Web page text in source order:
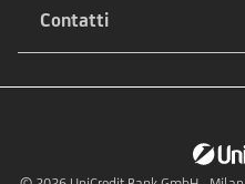
Contatti